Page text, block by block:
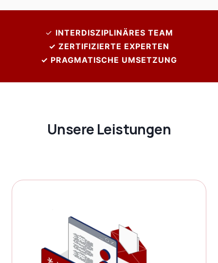
✓ INTERDISZIPLINÄRES TEAM
✓ ZERTIFIZIERTE EXPERTEN
✓ PRAGMATISCHE UMSETZUNG
Unsere Leistungen